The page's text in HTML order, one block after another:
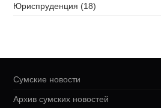
Юриспруденция (18)
Сумские новости
Архив сумских новостей